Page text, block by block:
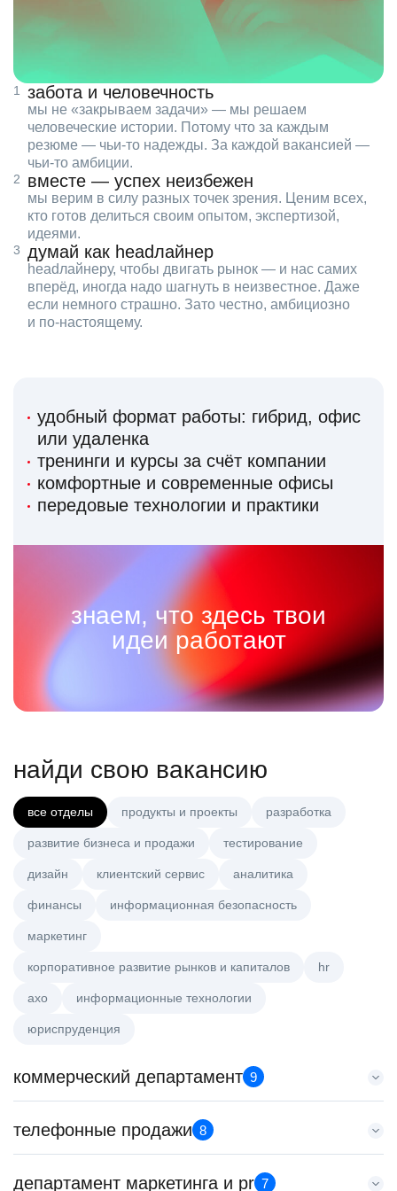
забота и человечность
мы не «закрываем задачи» — мы решаем
человеческие истории. Потому что за каждым
резюме — чьи‑то надежды. За каждой вакансией —
чьи‑то амбиции.
вместе — успех неизбежен
мы верим в силу разных точек зрения. Ценим всех,
кто готов делиться своим опытом, экспертизой,
идеями.
думай как headлайнер
headлайнеру, чтобы двигать рынок — и нас самих
вперёд, иногда надо шагнуть в неизвестное. Даже
если немного страшно. Зато честно, амбициозно
и по‑настоящему.
удобный формат работы: гибрид, офис
или удаленка
тренинги и курсы за счёт компании
комфортные и современные офисы
передовые технологии и практики
знаем, что здесь твои
идеи работают
найди свою вакансию
все отделы продукты и проекты разработка
развитие бизнеса и продажи тестирование
дизайн клиентский сервис аналитика
финансы информационная безопасность
маркетинг
корпоративное развитие рынков и капиталов hr
axo информационные технологии
юриспруденция
коммерческий департамент 9
Менеджер по работе с ключевыми клиентами (КАМ)
HeadHunter::Коммерческий департамент
з/п не указана
телефонные продажи 8
Менеджер по продажам в сегменте малого и среднего
департамент маркетинга и pr 7